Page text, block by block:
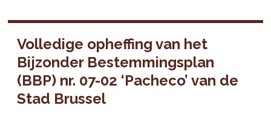
Volledige opheffing van het
Bijzonder Bestemmingsplan
(BBP) nr. 07-02 ‘Pacheco’ van de
Stad Brussel